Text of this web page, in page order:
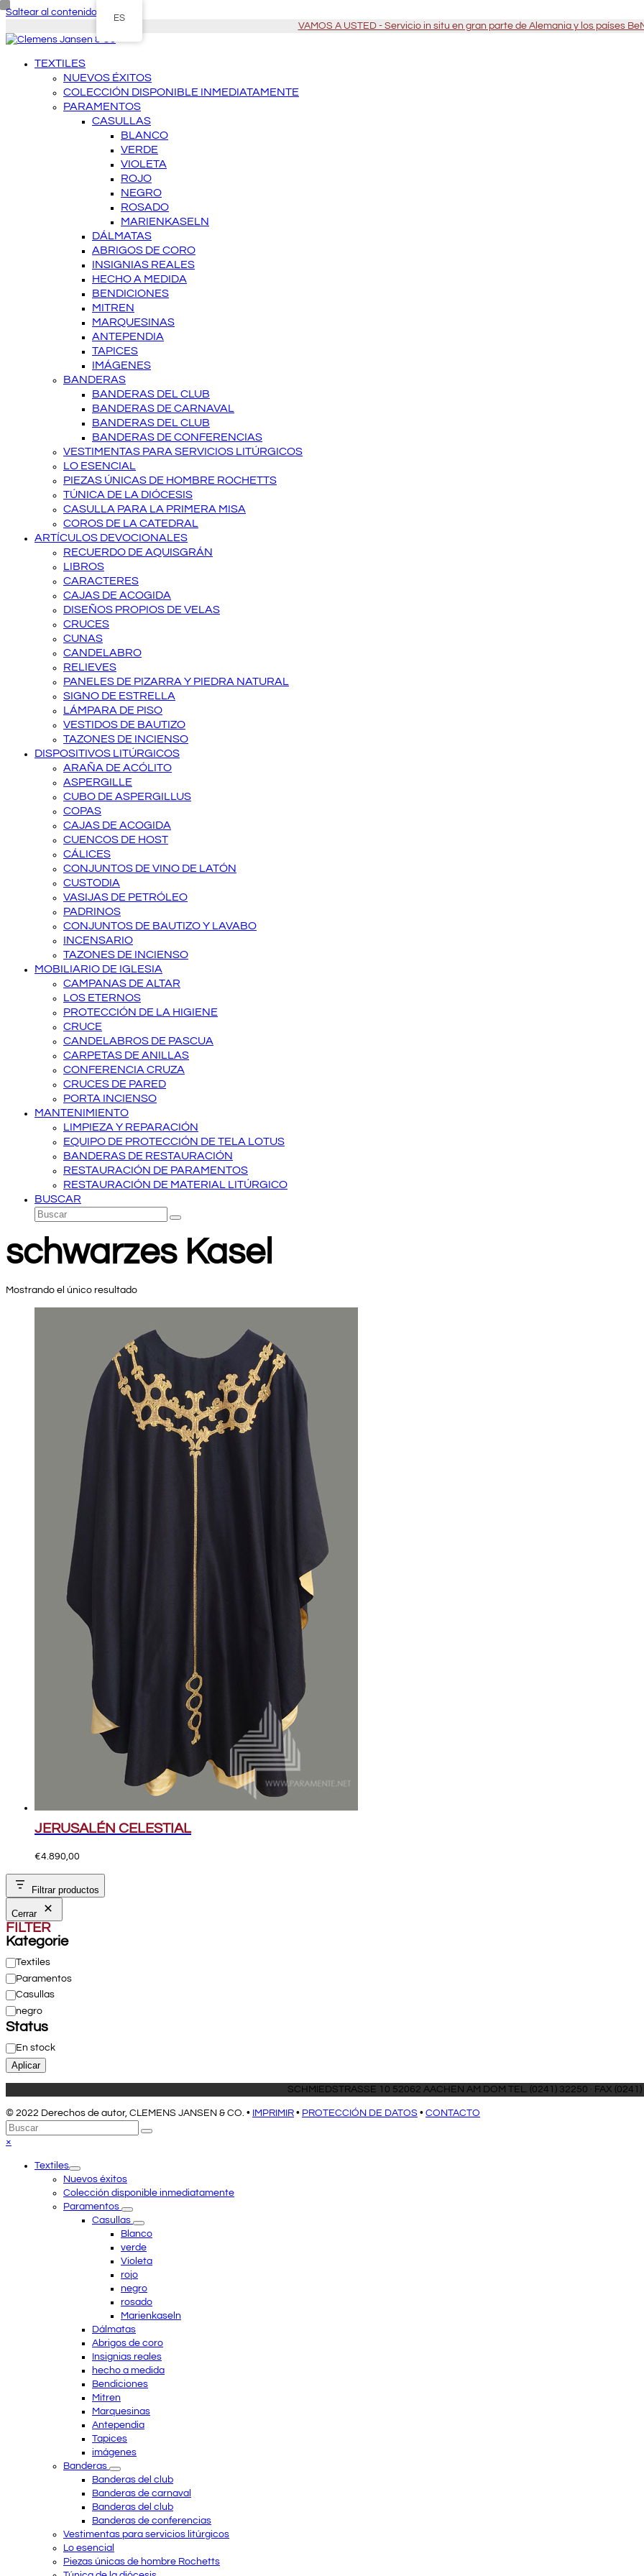
Saltear al contenido principal
VAMOS A USTED - Servicio in situ en gran parte de Alemania y los países
TEXTILES
NUEVOS ÉXITOS
COLECCIÓN DISPONIBLE INMEDIATAMENTE
PARAMENTOS
CASULLAS
BLANCO
VERDE
VIOLETA
ROJO
NEGRO
ROSADO
MARIENKASELN
DÁLMATAS
ABRIGOS DE CORO
INSIGNIAS REALES
HECHO A MEDIDA
BENDICIONES
MITREN
MARQUESINAS
ANTEPENDIA
TAPICES
IMÁGENES
BANDERAS
BANDERAS DEL CLUB
BANDERAS DE CARNAVAL
BANDERAS DEL CLUB
BANDERAS DE CONFERENCIAS
VESTIMENTAS PARA SERVICIOS LITÚRGICOS
LO ESENCIAL
PIEZAS ÚNICAS DE HOMBRE ROCHETTS
TÚNICA DE LA DIÓCESIS
CASULLA PARA LA PRIMERA MISA
COROS DE LA CATEDRAL
ARTÍCULOS DEVOCIONALES
RECUERDO DE AQUISGRÁN
LIBROS
CARACTERES
CAJAS DE ACOGIDA
DISEÑOS PROPIOS DE VELAS
CRUCES
CUNAS
CANDELABRO
RELIEVES
PANELES DE PIZARRA Y PIEDRA NATURAL
SIGNO DE ESTRELLA
LÁMPARA DE PISO
VESTIDOS DE BAUTIZO
TAZONES DE INCIENSO
DISPOSITIVOS LITÚRGICOS
ARAÑA DE ACÓLITO
ASPERGILLE
CUBO DE ASPERGILLUS
COPAS
CAJAS DE ACOGIDA
CUENCOS DE HOST
CÁLICES
CONJUNTOS DE VINO DE LATÓN
CUSTODIA
VASIJAS DE PETRÓLEO
PADRINOS
CONJUNTOS DE BAUTIZO Y LAVABO
INCENSARIO
TAZONES DE INCIENSO
MOBILIARIO DE IGLESIA
CAMPANAS DE ALTAR
LOS ETERNOS
PROTECCIÓN DE LA HIGIENE
CRUCE
CANDELABROS DE PASCUA
CARPETAS DE ANILLAS
CONFERENCIA CRUZA
CRUCES DE PARED
PORTA INCIENSO
MANTENIMIENTO
LIMPIEZA Y REPARACIÓN
EQUIPO DE PROTECCIÓN DE TELA LOTUS
BANDERAS DE RESTAURACIÓN
RESTAURACIÓN DE PARAMENTOS
RESTAURACIÓN DE MATERIAL LITÚRGICO
BUSCAR
Buscar
Enviar
schwarzes Kasel
Mostrando el único resultado
JERUSALÉN CELESTIAL
€4.890,00
Filtrar productos
Cerrar
FILTER
Kategorie
Categoría
Textiles
Paramentos
Casullas
negro
Status
Estado
En stock
Aplicar
SCHMIEDSTRASSE 10 52062 AACHEN AM DOM TEL. (0241) 32250 · FAX
© 2022 Derechos de autor, CLEMENS JANSEN & CO. • IMPRIMIR • PROTECCIÓN DE DATOS • CONTACTO
Volver
arriba
Buscar
Enviar
ES
×
menuTextiles
Nuevos éxitos
Colección disponible inmediatamente
Paramentos
Casullas
Blanco
verde
Violeta
rojo
negro
rosado
Marienkaseln
Dálmatas
Abrigos de coro
Insignias reales
hecho a medida
Bendiciones
Mitren
Marquesinas
Antependia
Tapices
imágenes
Banderas
Banderas del club
Banderas de carnaval
Banderas del club
Banderas de conferencias
Vestimentas para servicios litúrgicos
Lo esencial
Piezas únicas de hombre Rochetts